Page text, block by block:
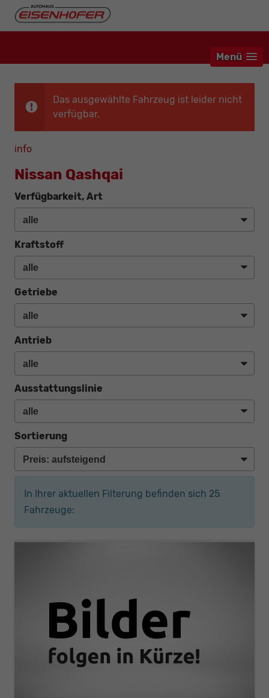
Menü
Das ausgewählte Fahrzeug ist leider nicht
verfügbar.
info
Nissan Qashqai
Verfügbarkeit, Art
Kraftstoff
Getriebe
Antrieb
Ausstattungslinie
Sortierung
In Ihrer aktuellen Filterung befinden sich 25
Fahrzeuge: